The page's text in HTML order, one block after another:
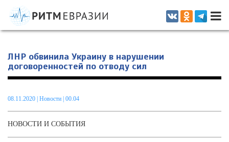
Информационно-аналитическое издание, посвященное актуальным
проблемам интеграции на постсоветском пространстве
ЛНР обвинила Украину в нарушении
договоренностей по отводу сил
08.11.2020 Новости | 00.04
НОВОСТИ И СОБЫТИЯ